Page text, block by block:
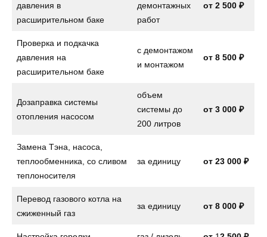
давления в
расширительном баке
демонтажных
работ
от 2 500 ₽
Проверка и подкачка
давления на
расширительном баке
с демонтажом
и монтажом
от 8 500 ₽
Дозаправка системы
отопления насосом
объем
системы до
200 литров
от 3 000 ₽
Замена Тэна, насоса,
теплообменника, со сливом
теплоносителя
за единицу от 23 000 ₽
Перевод газового котла на
сжиженный газ
за единицу от 8 000 ₽